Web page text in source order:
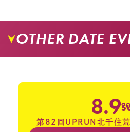
OTHER DATE
8.9
第82回UPRUN北千住荒